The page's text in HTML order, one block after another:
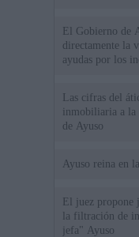
El Gobierno de
directamente la
ayudas por los
Las cifras del
inmobiliaria a la
de Ayuso
Ayuso reina en
El juez propone
la filtración de
jefa" Ayuso